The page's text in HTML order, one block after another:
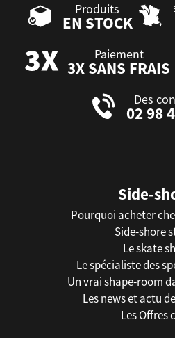
Produits
EN STOCK
Paiement
3X SANS FRAIS
Des
02 98
Side-
Pourquoi acheter
Side-shore
Le skate
Le spécialiste des
Un vrai shape-room
Les news et actu
Les Offres